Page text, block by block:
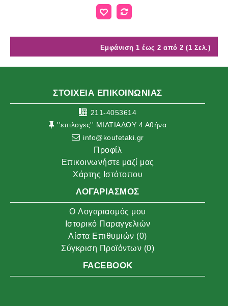
Εμφάνιση 1 έως 2 από 2 (1 Σελ.)
ΣΤΟΙΧΕΙΑ ΕΠΙΚΟΙΝΩΝΙΑΣ
211-4053614
''επιλογες'' ΜΙΛΤΙΑΔΟΥ 4 Αθήνα
info@koufetaki.gr
Προφίλ
Επικοινωνήστε μαζί μας
Χάρτης Ιστότοπου
ΛΟΓΑΡΙΑΣΜΌΣ
O Λογαριασμός μου
Ιστορικό Παραγγελιών
Λίστα Επιθυμιών (0)
Σύγκριση Προϊόντων (0)
FACEBOOK